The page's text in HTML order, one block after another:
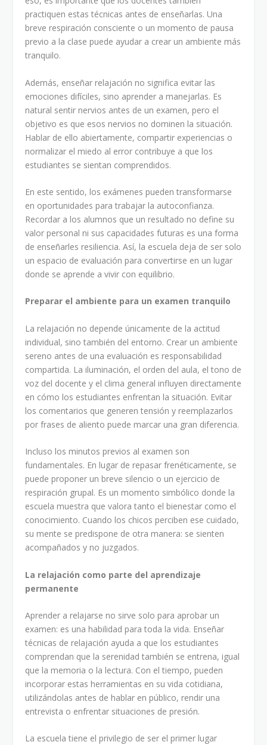
practiquen estas técnicas antes de enseñarlas. Una
breve respiración consciente o un momento de pausa
previo a la clase puede ayudar a crear un ambiente más
tranquilo.
Además, enseñar relajación no significa evitar las
emociones difíciles, sino aprender a manejarlas. Es
natural sentir nervios antes de un examen, pero el
objetivo es que esos nervios no dominen la situación.
Hablar de ello abiertamente, compartir experiencias o
normalizar el miedo al error contribuye a que los
estudiantes se sientan comprendidos.
En este sentido, los exámenes pueden transformarse
en oportunidades para trabajar la autoconfianza.
Recordar a los alumnos que un resultado no define su
valor personal ni sus capacidades futuras es una forma
de enseñarles resiliencia. Así, la escuela deja de ser solo
un espacio de evaluación para convertirse en un lugar
donde se aprende a vivir con equilibrio.
Preparar el ambiente para un examen tranquilo
La relajación no depende únicamente de la actitud
individual, sino también del entorno. Crear un ambiente
sereno antes de una evaluación es responsabilidad
compartida. La iluminación, el orden del aula, el tono de
voz del docente y el clima general influyen directamente
en cómo los estudiantes enfrentan la situación. Evitar
los comentarios que generen tensión y reemplazarlos
por frases de aliento puede marcar una gran diferencia.
Incluso los minutos previos al examen son
fundamentales. En lugar de repasar frenéticamente, se
puede proponer un breve silencio o un ejercicio de
respiración grupal. Es un momento simbólico donde la
escuela muestra que valora tanto el bienestar como el
conocimiento. Cuando los chicos perciben ese cuidado,
su mente se predispone de otra manera: se sienten
acompañados y no juzgados.
La relajación como parte del aprendizaje
permanente
Aprender a relajarse no sirve solo para aprobar un
examen: es una habilidad para toda la vida. Enseñar
técnicas de relajación ayuda a que los estudiantes
comprendan que la serenidad también se entrena, igual
que la memoria o la lectura. Con el tiempo, pueden
incorporar estas herramientas en su vida cotidiana,
utilizándolas antes de hablar en público, rendir una
entrevista o enfrentar situaciones de presión.
La escuela tiene el privilegio de ser el primer lugar